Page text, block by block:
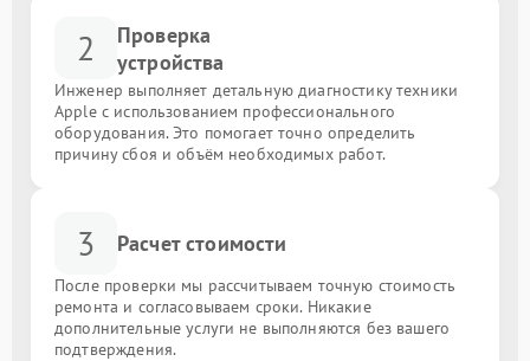
2
Проверка
устройства
Инженер выполняет детальную диагностику техники
Apple с использованием профессионального
оборудования. Это помогает точно определить
причину сбоя и объём необходимых работ.
3 Расчет стоимости
После проверки мы рассчитываем точную стоимость
ремонта и согласовываем сроки. Никакие
дополнительные услуги не выполняются без вашего
подтверждения.